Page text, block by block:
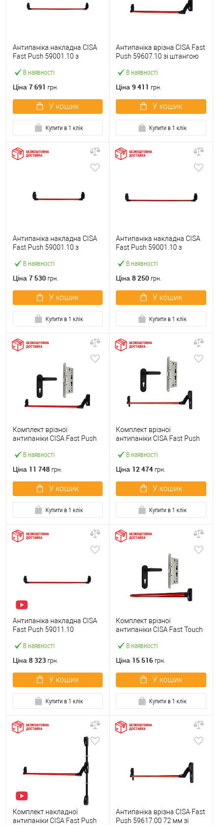
В наявності
Антипаніка накладна CISA
Fast Push 59001.10 з
мм червона
Ціна 7 691 грн.
У кошик
Купити в 1 клік
В наявності
Антипаніка врізна CISA Fast
Push 59607.10 зі штангою
Ціна 9 411 грн.
У кошик
Купити в 1 клік
В наявності
Антипаніка накладна CISA
Fast Push 59001.10 з
червона
Ціна 7 530 грн.
У кошик
Купити в 1 клік
В наявності
Антипаніка накладна CISA
Fast Push 59001.10 з
мм червона
Ціна 8 250 грн.
У кошик
Купити в 1 клік
В наявності
Комплект врізної
антипаніки CISA Fast Push
із замком та ручкою
Ціна 11 748 грн.
У кошик
Купити в 1 клік
В наявності
Комплект врізної
антипаніки CISA Fast Push
червоний із замком та
Ціна 12 474 грн.
У кошик
Купити в 1 клік
В наявності
Антипаніка накладна CISA
Fast Push 59011.10
штангою 1200 мм червона
Ціна 8 323 грн.
У кошик
Купити в 1 клік
В наявності
Комплект врізної
антипаніки CISA Fast Touch
із замком та ручкою
Ціна 15 516 грн.
У кошик
Купити в 1 клік
Комплект накладної
антипаніки CISA Fast Push
Антипаніка врізна CISA Fast
Push 59617.00 72 мм зі